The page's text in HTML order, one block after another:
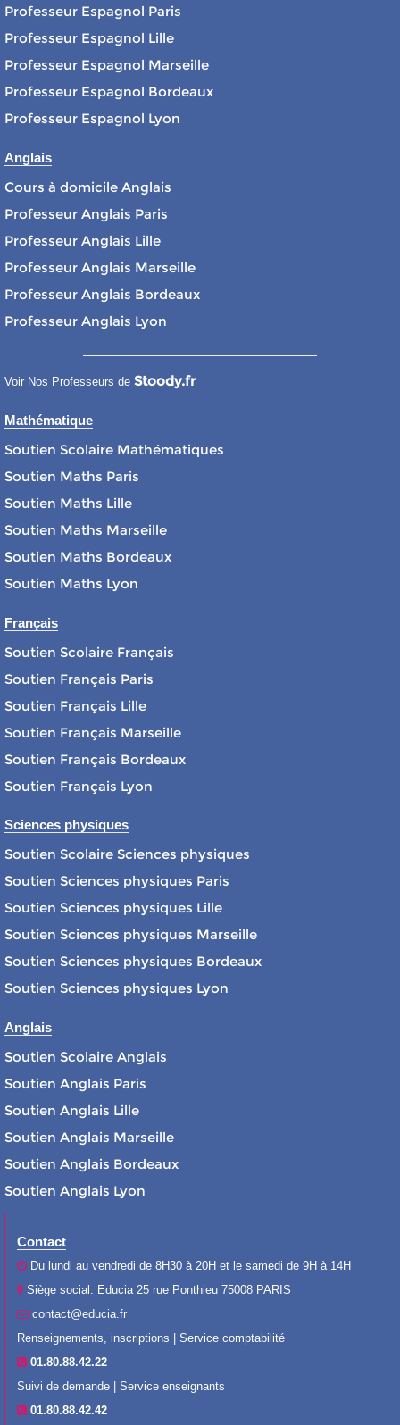
Professeur Espagnol Paris
Professeur Espagnol Lille
Professeur Espagnol Marseille
Professeur Espagnol Bordeaux
Professeur Espagnol Lyon
Anglais
Cours à domicile Anglais
Professeur Anglais Paris
Professeur Anglais Lille
Professeur Anglais Marseille
Professeur Anglais Bordeaux
Professeur Anglais Lyon
Voir Nos Professeurs de Stoody.fr
Mathématique
Soutien Scolaire Mathématiques
Soutien Maths Paris
Soutien Maths Lille
Soutien Maths Marseille
Soutien Maths Bordeaux
Soutien Maths Lyon
Français
Soutien Scolaire Français
Soutien Français Paris
Soutien Français Lille
Soutien Français Marseille
Soutien Français Bordeaux
Soutien Français Lyon
Sciences physiques
Soutien Scolaire Sciences physiques
Soutien Sciences physiques Paris
Soutien Sciences physiques Lille
Soutien Sciences physiques Marseille
Soutien Sciences physiques Bordeaux
Soutien Sciences physiques Lyon
Anglais
Soutien Scolaire Anglais
Soutien Anglais Paris
Soutien Anglais Lille
Soutien Anglais Marseille
Soutien Anglais Bordeaux
Soutien Anglais Lyon
Contact
Du lundi au vendredi de 8H30 à 20H et le samedi de 9H à 14H
Siège social: Educia 25 rue Ponthieu 75008 PARIS
contact@educia.fr
Renseignements, inscriptions | Service comptabilité
01.80.88.42.22
Suivi de demande | Service enseignants
01.80.88.42.42